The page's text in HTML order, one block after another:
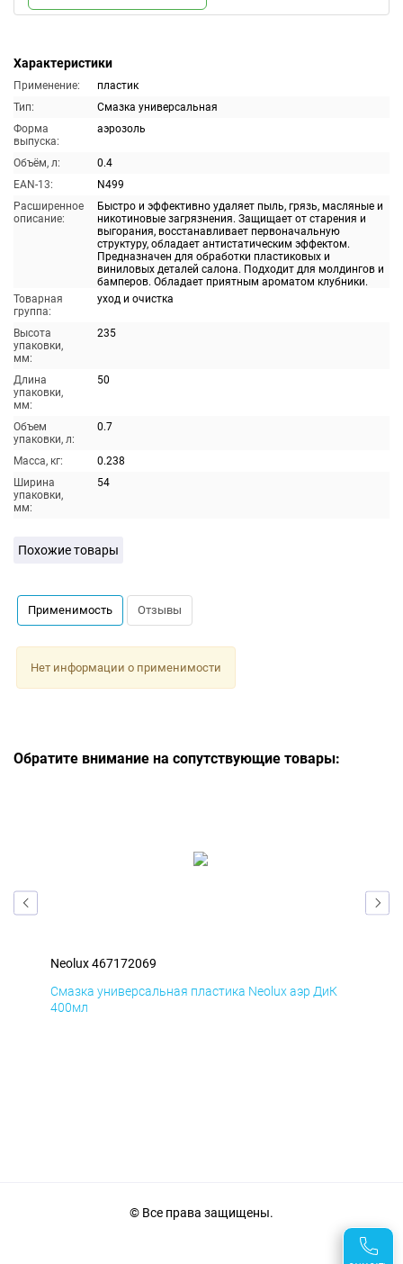
Характеристики
Применение:
пластик
Тип:
Смазка универсальная
Форма
выпуска:
аэрозоль
Объём, л:
0.4
EAN-13:
N499
Расширенное
описание:
Быстро и эффективно удаляет пыль, грязь, масляные и
никотиновые загрязнения. Защищает от старения и
выгорания, восстанавливает первоначальную
структуру, обладает антистатическим эффектом.
Предназначен для обработки пластиковых и
виниловых деталей салона. Подходит для молдингов и
бамперов. Обладает приятным ароматом клубники.
Товарная
группа:
уход и очистка
Высота
упаковки,
мм:
235
Длина
упаковки,
мм:
50
Объем
упаковки, л:
0.7
Масса, кг:
0.238
Ширина
упаковки,
мм:
54
Похожие товары
Применимость Отзывы
Нет информации о применимости
Обратите внимание на сопутствующие товары:
Neolux 467172069
Смазка универсальная пластика Neolux аэр ДиК
400мл
© Все права защищены.